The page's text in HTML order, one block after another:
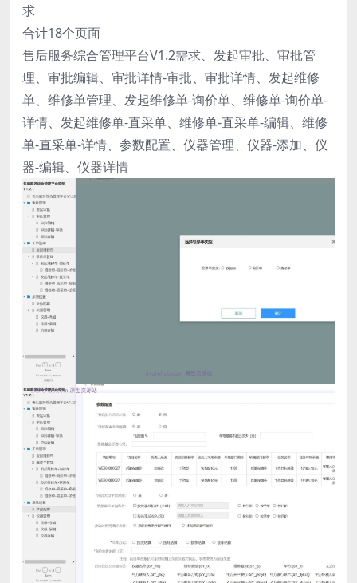
求
合计18个页面
售后服务综合管理平台V1.2需求、发起审批、审批管
理、审批编辑、审批详情-审批、审批详情、发起维修
单、维修单管理、发起维修单-询价单、维修单-询价单-
详情、发起维修单-直采单、维修单-直采单-编辑、维修
单-直采单-详情、参数配置、仪器管理、仪器-添加、仪
器-编辑、仪器详情